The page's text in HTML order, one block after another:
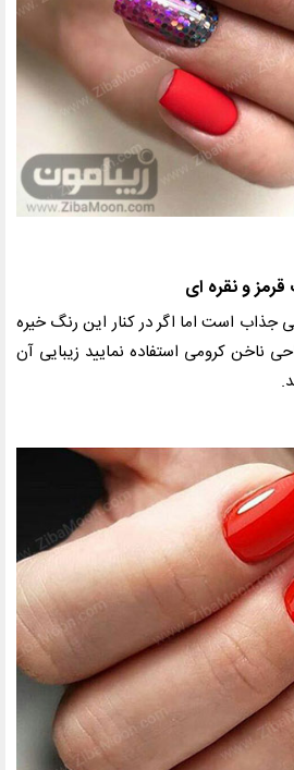
و نقره ای
جذاب است اما اگر در کنار این رنگ خیره
ناخن کرومی استفاده نمایید زیبایی آن